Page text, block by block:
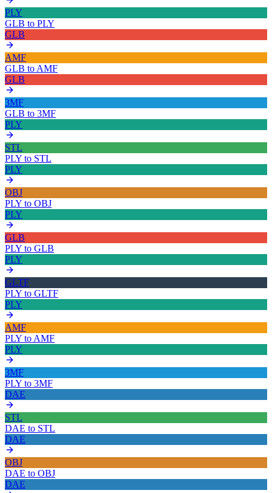
PLY
GLB to PLY
GLB
AMF
GLB to AMF
GLB
3MF
GLB to 3MF
PLY
STL
PLY to STL
PLY
OBJ
PLY to OBJ
PLY
GLB
PLY to GLB
PLY
GLTF
PLY to GLTF
PLY
AMF
PLY to AMF
PLY
3MF
PLY to 3MF
DAE
STL
DAE to STL
DAE
OBJ
DAE to OBJ
DAE